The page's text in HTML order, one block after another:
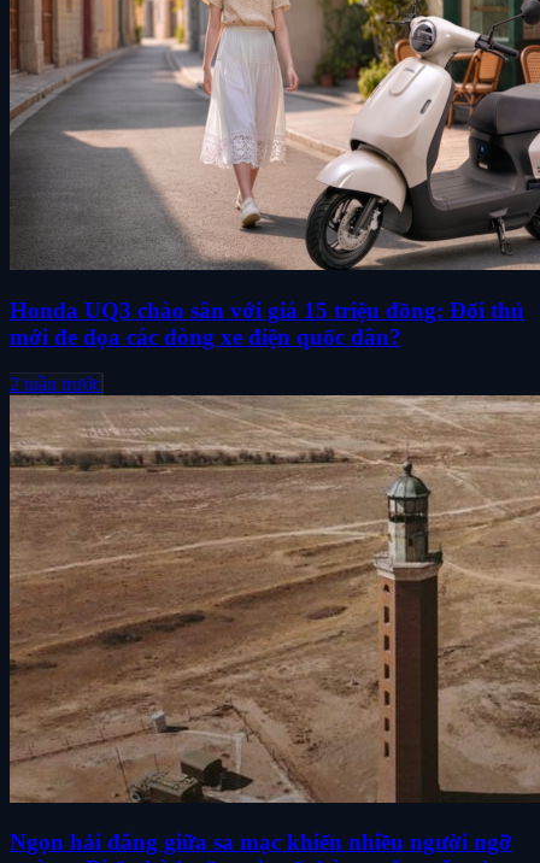
Honda UQ3 chào sân với giá 15 triệu đồng: Đối thủ
mới đe dọa các dòng xe điện quốc dân?
2 tuần trước
Ngọn hải đăng giữa sa mạc khiến nhiều người ngỡ